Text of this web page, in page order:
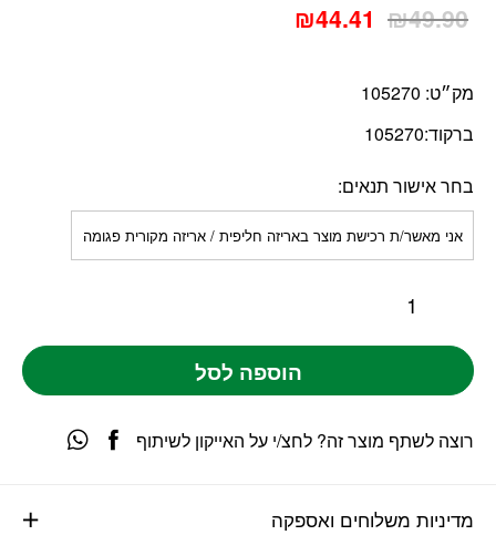
₪49.90
₪44.41
מק״ט: 105270
ברקוד:105270
בחר אישור תנאים
אני מאשר/ת רכישת מוצר באריזה חליפית / אריזה מקורית פגומה
הוספה לסל
מדיניות משלוחים ואספקה
רוצה לשתף מוצר זה? לחצ/י על האייקון לשיתוף